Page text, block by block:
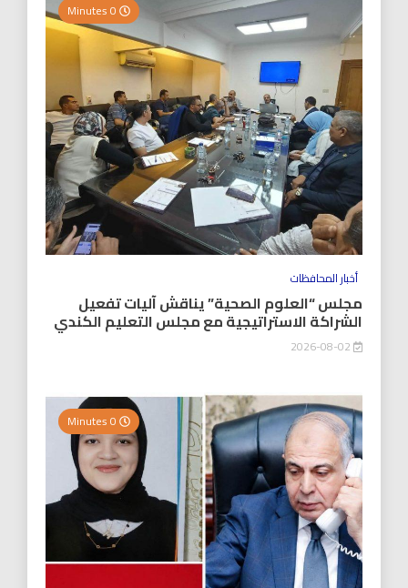
أخبار المحافظات
مجلس “العلوم الصحية” يناقش آليات تفعيل
الشراكة الاستراتيجية مع مجلس التعليم الكندي